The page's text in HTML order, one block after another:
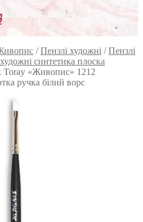
/Пензлі художні /Пензлі
синтетика плоска
Toray «Живопис» 1212
ручка білий ворс